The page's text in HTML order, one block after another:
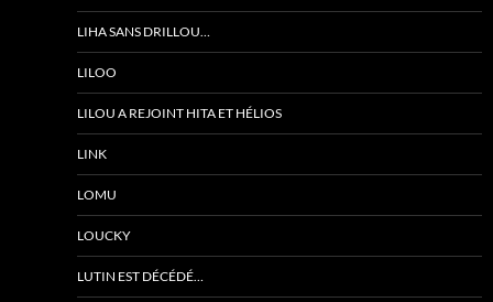
LIHA SANS DRILLOU…
LILOO
LILOU A REJOINT HITA ET HÉLIOS
LINK
LOMU
LOUCKY
LUTIN EST DÉCÉDÉ…